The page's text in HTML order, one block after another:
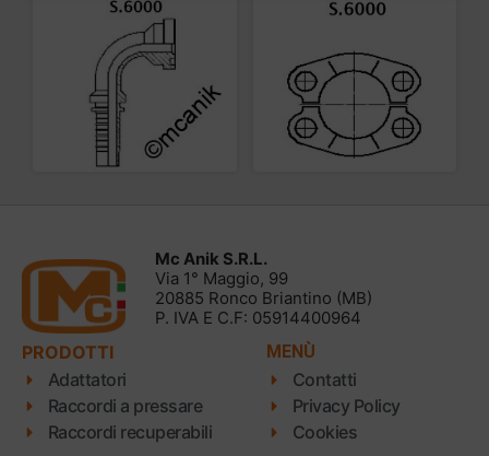
Mc Anik S.R.L.
Via 1° Maggio, 99
20885 Ronco Briantino (MB)
P. IVA E C.F: 05914400964
PRODOTTI
Adattatori
Raccordi a pressare
Raccordi recuperabili
MENÙ
Contatti
Privacy Policy
Cookies